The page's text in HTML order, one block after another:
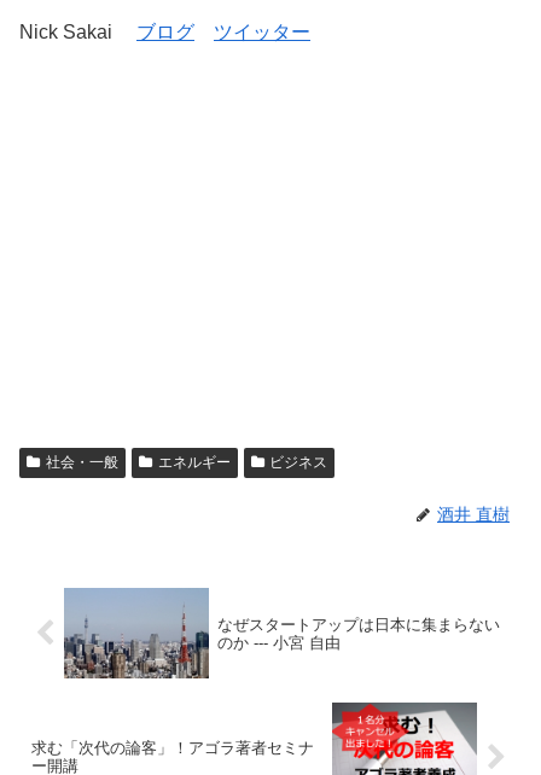
Nick Sakai ブログ ツイッター
社会・一般 エネルギー ビジネス
酒井 直樹
なぜスタートアップは日本に集まらない
のか --- 小宮 自由
求む「次代の論客」！アゴラ著者セミナ
ー開講